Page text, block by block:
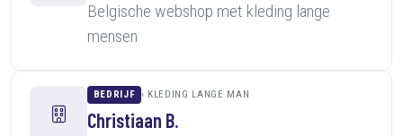
Belgische webshop met kleding lange
mensen
BEDRIJF KLEDING LANGE MAN
Christiaan B.